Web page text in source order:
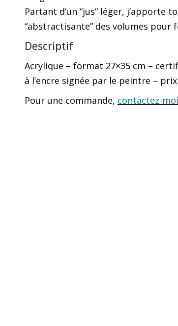
Partant d‘un “jus” léger, j’apporte
“abstractisante” des volumes
Descriptif
Acrylique – format 27×35 cm –
à l’encre signée par le peintre –
Pour une commande, contactez-moi